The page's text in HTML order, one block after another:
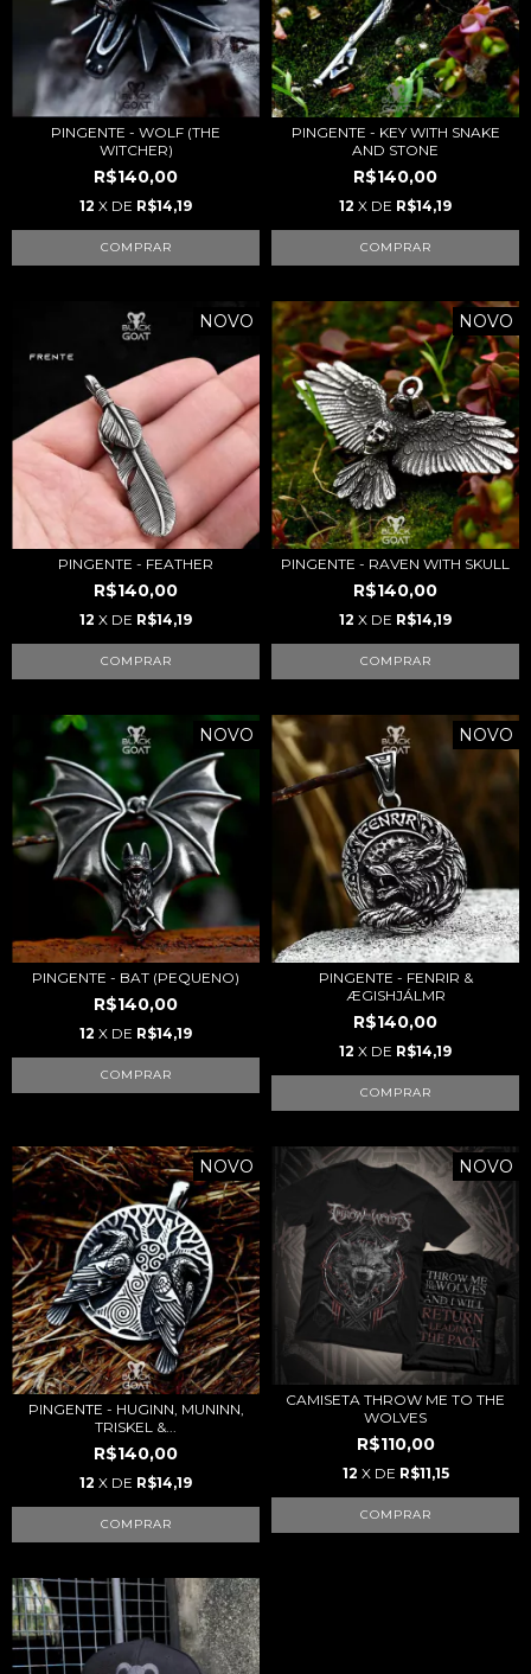
PINGENTE - WOLF (THE
WITCHER)
R$140,00
12 X DE R$14,19
COMPRAR
PINGENTE - KEY WITH SNAKE
AND STONE
R$140,00
12 X DE R$14,19
COMPRAR
NOVO
PINGENTE - FEATHER
R$140,00
12 X DE R$14,19
COMPRAR
NOVO
PINGENTE - RAVEN WITH SKULL
R$140,00
12 X DE R$14,19
COMPRAR
NOVO
PINGENTE - BAT (PEQUENO)
R$140,00
12 X DE R$14,19
COMPRAR
NOVO
PINGENTE - FENRIR &
ÆGISHJÁLMR
R$140,00
12 X DE R$14,19
COMPRAR
NOVO
PINGENTE - HUGINN, MUNINN,
TRISKEL &...
R$140,00
12 X DE R$14,19
COMPRAR
NOVO
CAMISETA THROW ME TO THE
WOLVES
R$110,00
12 X DE R$11,15
COMPRAR